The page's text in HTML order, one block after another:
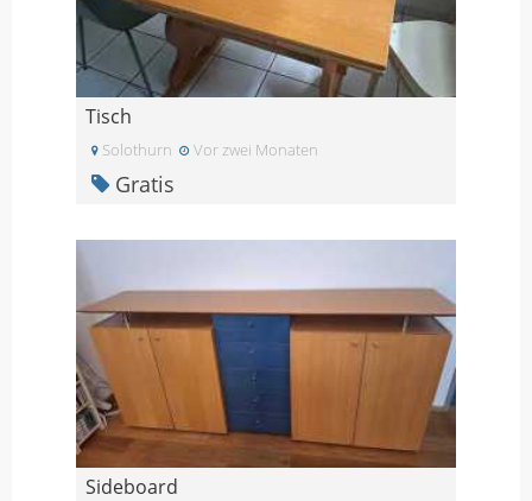
Tisch
Solothurn Vor zwei Monaten
Gratis
Sideboard